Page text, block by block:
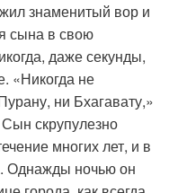
знаменитый вор и
сына в свою
даже секунды,
«Никогда не
ни Бхагавату,»
скрупулезно
многих лет, и в
Однажды ночью он